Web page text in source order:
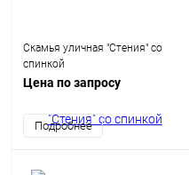
Скамья уличная "Стения" со
спинкой
Цена по запросу
Подробнее